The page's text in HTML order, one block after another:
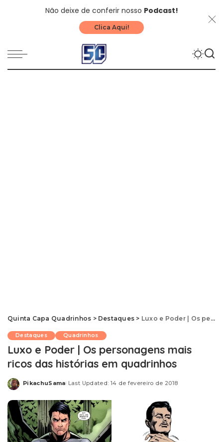
Não deixe de conferir nosso Podcast!
Clica Aqui!
Quinta Capa Quadrinhos > Destaques > Luxo e Poder | Os personagens mais ricos das histórias em quadrinhos
Destaques Quadrinhos
Luxo e Poder | Os personagens mais
ricos das histórias em quadrinhos
Posted
PikachuSama Last Updated: 14 de fevereiro de 2018